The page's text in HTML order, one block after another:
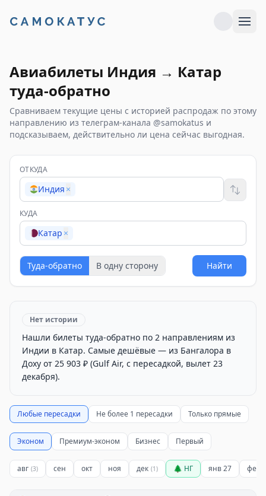
Авиабилеты Индия → Катар
туда-обратно
Сравниваем текущие цены с историей распродаж по этому
направлению из телеграм-канала @samokatus и
подсказываем, действительно ли цена сейчас выгодная.
ОТКУДА
Индия ×
КУДА
Катар ×
Туда-обратно В одну сторону Найти
Нет истории
Нашли билеты туда-обратно по 2 направлениям из
Индии в Катар. Самые дешёвые — из Бангалора в
Доху от 25 903 ₽ (Gulf Air, с пересадкой, вылет 23
декабря).
Любые пересадки Не более 1 пересадки Только прямые
Эконом Премиум-эконом Бизнес Первый
авг (3) сен окт ноя дек (1) 🌲 НГ янв 27 фев